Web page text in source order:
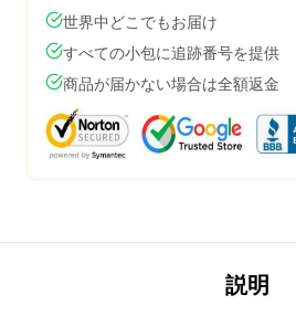
世界中どこでもお届け
すべての小包に追跡番号を提供
商品が届かない場合は全額返金
説明